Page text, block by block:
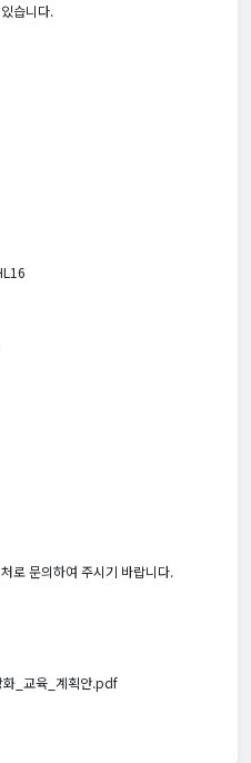
습니다.
로 문의하여 주시기 바랍니다.
화_교육_계획안.pdf